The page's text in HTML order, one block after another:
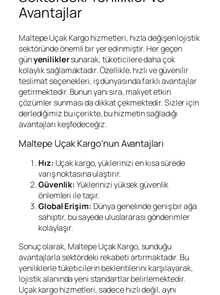
Avantajlar
Maltepe Uçak Kargo hizmetleri, hızla değişen lojistik
sektöründe önemli bir yer edinmiştir. Her geçen
günyeniliklersunarak, tüketicilere daha çok
kolaylık sağlamaktadır. Özellikle, hızlı ve güvenilir
teslimat seçenekleri, iş dünyasında farklı avantajlar
getirmektedir. Bunun yanı sıra, maliyet etkin
çözümler sunması da dikkat çekmektedir. Sizler için
derlediğimiz bu içerikte, bu hizmetin sağladığı
avantajları keşfedeceğiz.
Maltepe Uçak Kargo’nun Avantajları
Hız: Uçak kargo, yüklerinizi en kısa sürede
varış noktasına ulaştırır.
Güvenlik: Yüklerinizi yüksek güvenlik
önlemleri ile taşır.
Global Erişim: Dünya genelinde geniş bir ağa
sahiptir, bu sayede uluslararası gönderimler
kolaylaşır.
Sonuç olarak, Maltepe Uçak Kargo, sunduğu
avantajlarla sektördeki rekabeti artırmaktadır. Bu
yeniliklerle tüketicilerin beklentilerini karşılayarak,
lojistik alanında yeni standartlar belirlemektedir.
Uçak kargo hizmetleri, sadece hızlı değil, aynı